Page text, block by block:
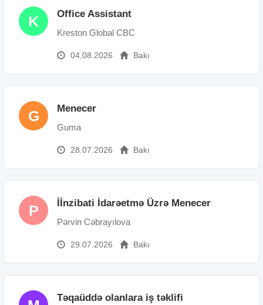
K Office Assistant
Kreston Global CBC
04.08.2026 Bakı
G Menecer
Guma
28.07.2026 Bakı
P İİnzibati İdarəetmə Üzrə Menecer
Pərvin Cəbrayılova
29.07.2026 Bakı
Təqaüddə olanlara iş təklifi